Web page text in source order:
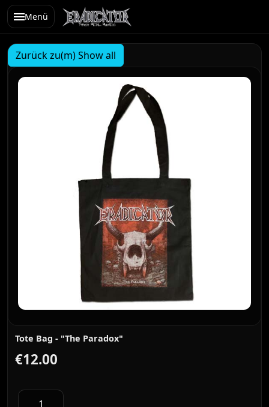
Menü
Zurück zu(m) Show all
Tote Bag - "The Paradox"
€12.00